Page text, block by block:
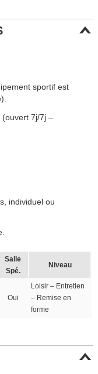
sportif est
(ouvert 7j/7j –
individuel ou
Salle
Spé.
Niveau
Oui
Loisir – Entretien
– Remise en
forme